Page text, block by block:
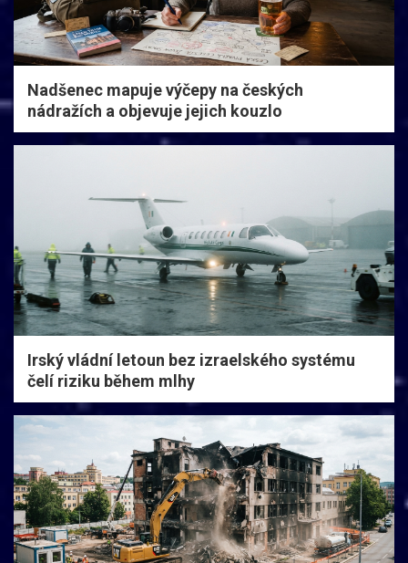
Nadšenec mapuje výčepy na českých
nádražích a objevuje jejich kouzlo
Irský vládní letoun bez izraelského systému
čelí riziku během mlhy